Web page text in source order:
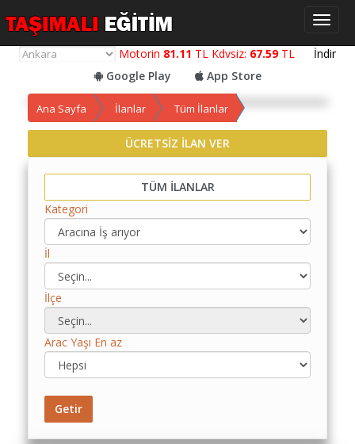
Motorin 81.11 TL Kdvsiz: 67.59TL İndir
Google Play
App Store
Yol
Maliyet
Yemek
Maliyet
Hesaplama
Kredili
Maliyet
Hesaplama
Toplu
Maliyet
Hesaplama
Ana Sayfa İlanlar Tüm İlanlar
ÜCRETSİZ İLAN VER
TÜM İLANLAR
Kategori
İl
İlçe
Arac Yaşı En az
Getir